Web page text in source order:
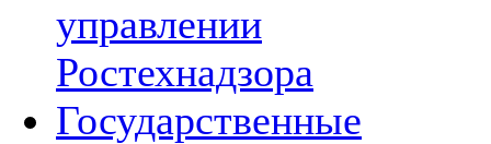
управлении
Ростехнадзора
Государственные